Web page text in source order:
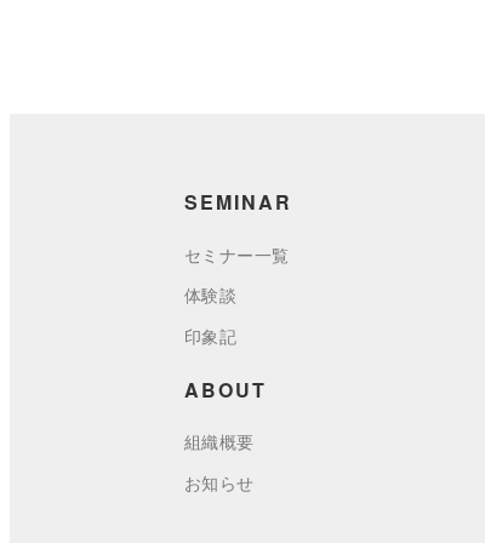
SEMINAR
セミナー一覧
体験談
印象記
ABOUT
組織概要
お知らせ